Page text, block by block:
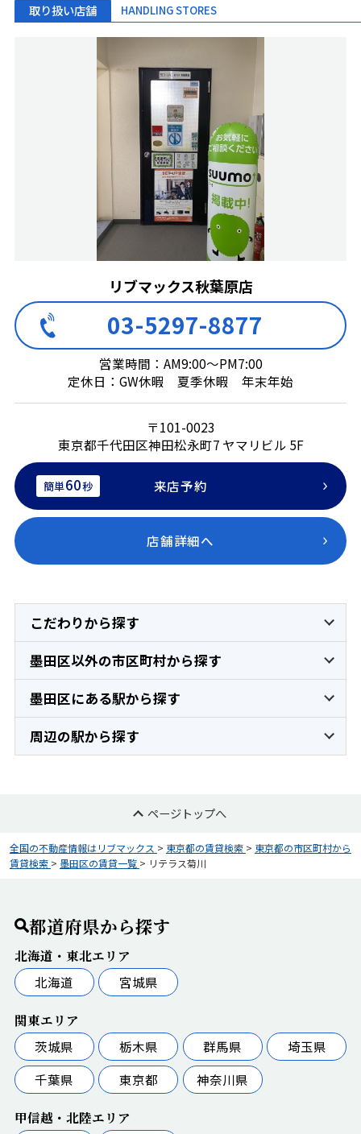
取り扱い店舗 HANDLING STORES
リブマックス秋葉原店
03-5297-8877
営業時間：AM9:00～PM7:00
定休日：GW休暇 夏季休暇 年末年始
〒101-0023
東京都千代田区神田松永町7 ヤマリビル 5F
簡単60秒 来店予約
店舗詳細へ
こだわりから探す
墨田区以外の市区町村から探す
墨田区にある駅から探す
周辺の駅から探す
ページトップへ
全国の不動産情報はリブマックス > 東京都の賃貸検索 > 東京都の市区町村から
賃貸検索 > 墨田区の賃貸一覧 > リテラス菊川
都道府県から探す
北海道・東北エリア
北海道
宮城県
関東エリア
茨城県
栃木県 群馬県
埼玉県
千葉県
東京都 神奈川県
甲信越・北陸エリア